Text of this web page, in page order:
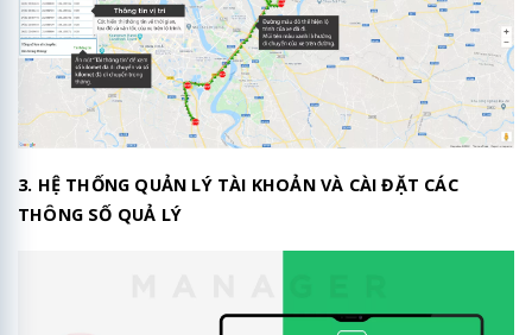
3. HỆ THỐNG QUẢN LÝ TÀI KHOẢN VÀ CÀI ĐẶT CÁC
THÔNG SỐ QUẢ LÝ